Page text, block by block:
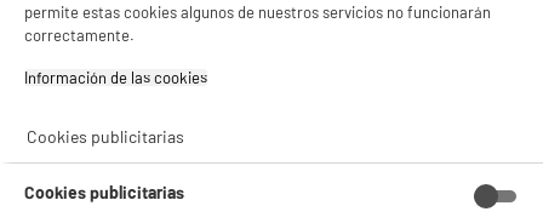
Tapa MOULINEX COOKEO EXTRA CRISP EZ15080
Tipo : Robot multicocción
permite estas cookies algunos de nuestros servicios no funcionarán
correctamente.
Información de las cookies‎
Cookies publicitarias
Cookies publicitarias